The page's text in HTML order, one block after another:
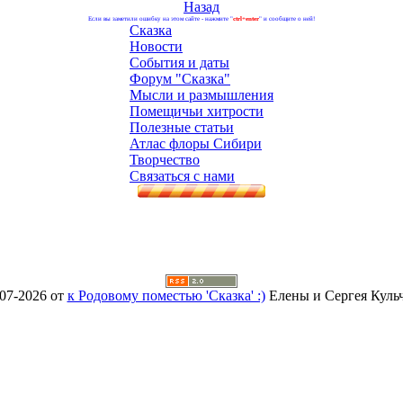
Назад
Если вы заметили ошибку на этом сайте - нажмите "ctrl+enter" и сообщите о ней!
Сказка
Новости
События и даты
Форум "Сказка"
Мысли и размышления
Помещичьи хитрости
Полезные статьи
Атлас флоры Сибири
Творчество
Связаться с нами
2026 от к Родовому поместью 'Сказка' :)Елены и Сергея